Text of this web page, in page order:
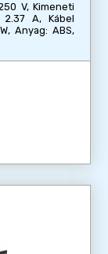
V, Kimeneti
2.37 A, Kábel
Anyag: ABS,